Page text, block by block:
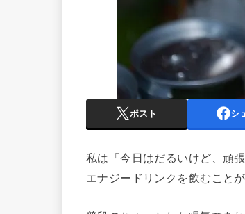
ポスト シ
私は「今日はだるいけど、頑
エナジードリンクを飲むことが